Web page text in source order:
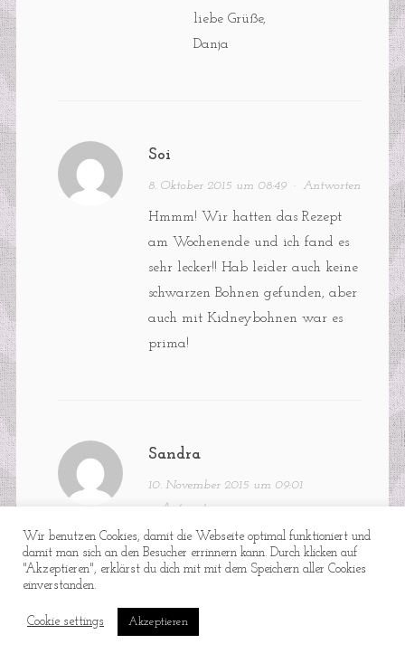
liebe Grüße,
Danja
Soi
8. Oktober 2015 um 08:49· Antworten
Hmmm! Wir hatten das Rezept
am Wochenende und ich fand es
sehr lecker!! Hab leider auch keine
schwarzen Bohnen gefunden, aber
auch mit Kidneybohnen war es
prima!
Sandra
10. November 2015 um 09:01
Antworten
Tipp:
schwarze Bohnen gibt es bei Rewe;
allerdings in der Dose
Alnatura führt und man kann sie
Wir benutzen Cookies, damit die Webseite optimal funktioniert und
damit man sich an den Besucher errinnern kann. Durch klicken auf
"Akzeptieren", erklärst du dich mit mit dem Speichern aller Cookies
einverstanden.
Cookie settings Akzeptieren